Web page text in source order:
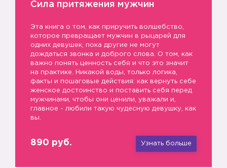
Сила притяжения мужчин
Эта книга о том, как приручить волшебство,
которое превращает мужчин в рыцарей для
одних девушек, пока другие не могут
дождаться звонка и доброго слова. О том, как
важно понять ценность себя и что это значит
на практике. Никакой воды, только логика,
факты и пошаговые действия: как вернуть себе
женское достоинство и поставить себя перед
мужчинами, чтобы они ценили, уважали и,
главное - любили такую чудесную девушку, как
вы.
890 руб. Узнать больше